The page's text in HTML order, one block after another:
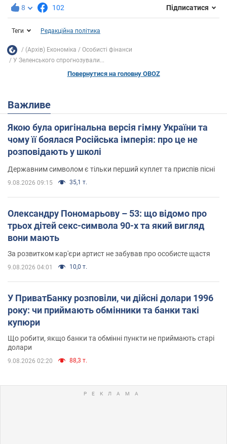
8 102 Підписатися
Теги Редакційна політика
(Архів) Економіка
Особисті фінанси
У Зеленського спрогнозували...
Повернутися на головну OBOZ
Важливе
Якою була оригінальна версія гімну України та
чому її боялася Російська імперія: про це не
розповідають у школі
Державним символом є тільки перший куплет та приспів пісні
9.08.2026 09:15 35,1 т.
Олександру Пономарьову – 53: що відомо про
трьох дітей секс-символа 90-х та який вигляд
вони мають
За розвитком кар'єри артист не забував про особисте щастя
9.08.2026 04:01 10,0 т.
У ПриватБанку розповіли, чи дійсні долари 1996
року: чи приймають обмінники та банки такі
купюри
Що робити, якщо банки та обмінні пункти не приймають старі
долари
9.08.2026 02:20 88,3 т.